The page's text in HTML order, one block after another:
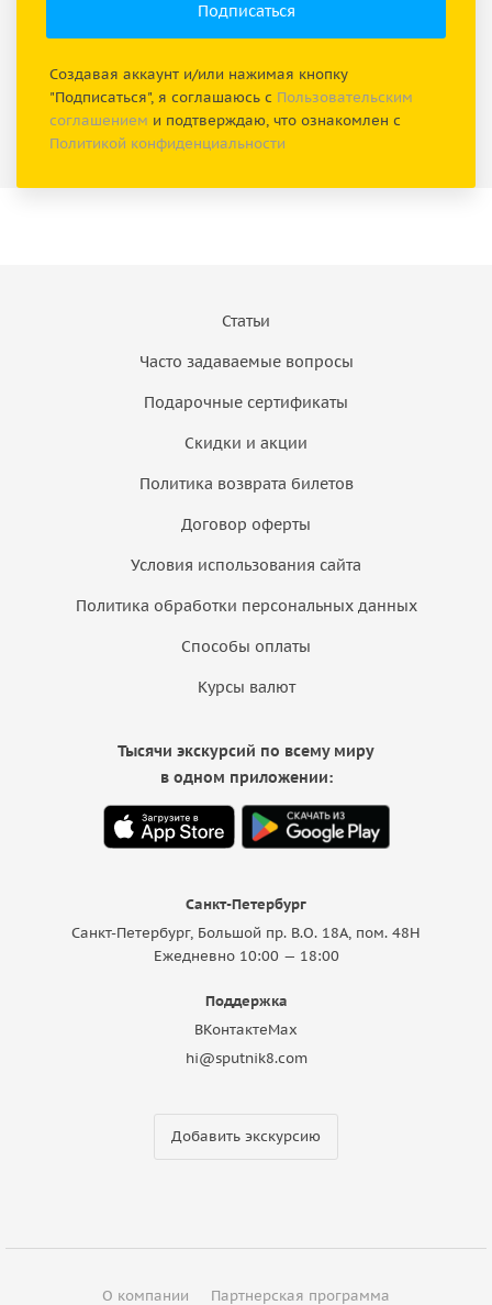
Создавая аккаунт и/или нажимая кнопку
"Подписаться", я соглашаюсь с Пользовательским
соглашением и подтверждаю, что ознакомлен с
Политикой конфиденциальности
Статьи
Часто задаваемые вопросы
Подарочные сертификаты
Скидки и акции
Политика возврата билетов
Договор оферты
Условия использования сайта
Политика обработки персональных данных
Способы оплаты
Курсы валют
Санкт-Петербург
Санкт-Петербург, Большой пр. В.О. 18A, пом. 48Н
Ежедневно 10:00 — 18:00
Поддержка
ВКонтактеMax
hi@sputnik8.com
Добавить экскурсию
Тысячи экскурсий по всему миру
в одном приложении:
О компании Партнерская программа